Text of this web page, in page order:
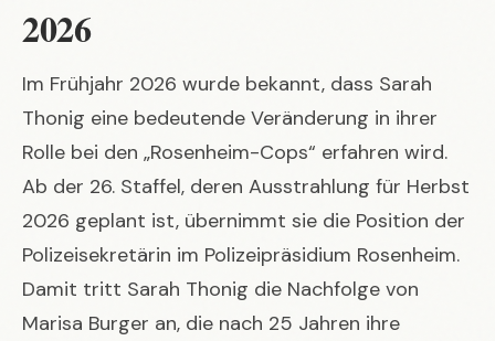
2026
Im Frühjahr 2026 wurde bekannt, dass Sarah
Thonig eine bedeutende Veränderung in ihrer
Rolle bei den „Rosenheim-Cops“ erfahren wird.
Ab der 26. Staffel, deren Ausstrahlung für Herbst
2026 geplant ist, übernimmt sie die Position der
Polizeisekretärin im Polizeipräsidium Rosenheim.
Damit tritt Sarah Thonig die Nachfolge von
Marisa Burger an, die nach 25 Jahren ihre